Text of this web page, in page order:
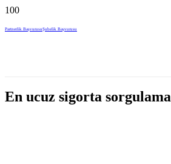
Partnerlik BaşvurusuŞubelik Başvurusu
En ucuz sigorta sorgulama